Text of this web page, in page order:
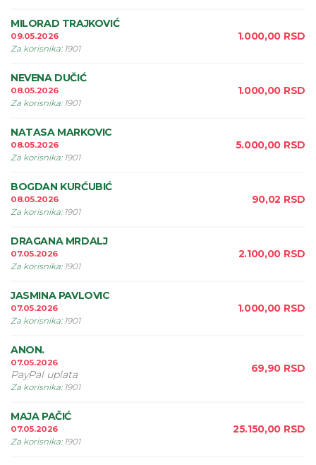
MILORAD TRAJKOVIĆ
09.05.2026
Za korisnika: 1901
1.000,00 RSD
NEVENA DUČIĆ
08.05.2026
Za korisnika: 1901
1.000,00 RSD
NATASA MARKOVIC
08.05.2026
Za korisnika: 1901
5.000,00 RSD
BOGDAN KURĆUBIĆ
08.05.2026
Za korisnika: 1901
90,02 RSD
DRAGANA MRDALJ
07.05.2026
Za korisnika: 1901
2.100,00 RSD
JASMINA PAVLOVIC
07.05.2026
Za korisnika: 1901
1.000,00 RSD
ANON.
07.05.2026
PayPal uplata
Za korisnika: 1901
69,90 RSD
MAJA PAČIĆ
07.05.2026
Za korisnika: 1901
25.150,00 RSD